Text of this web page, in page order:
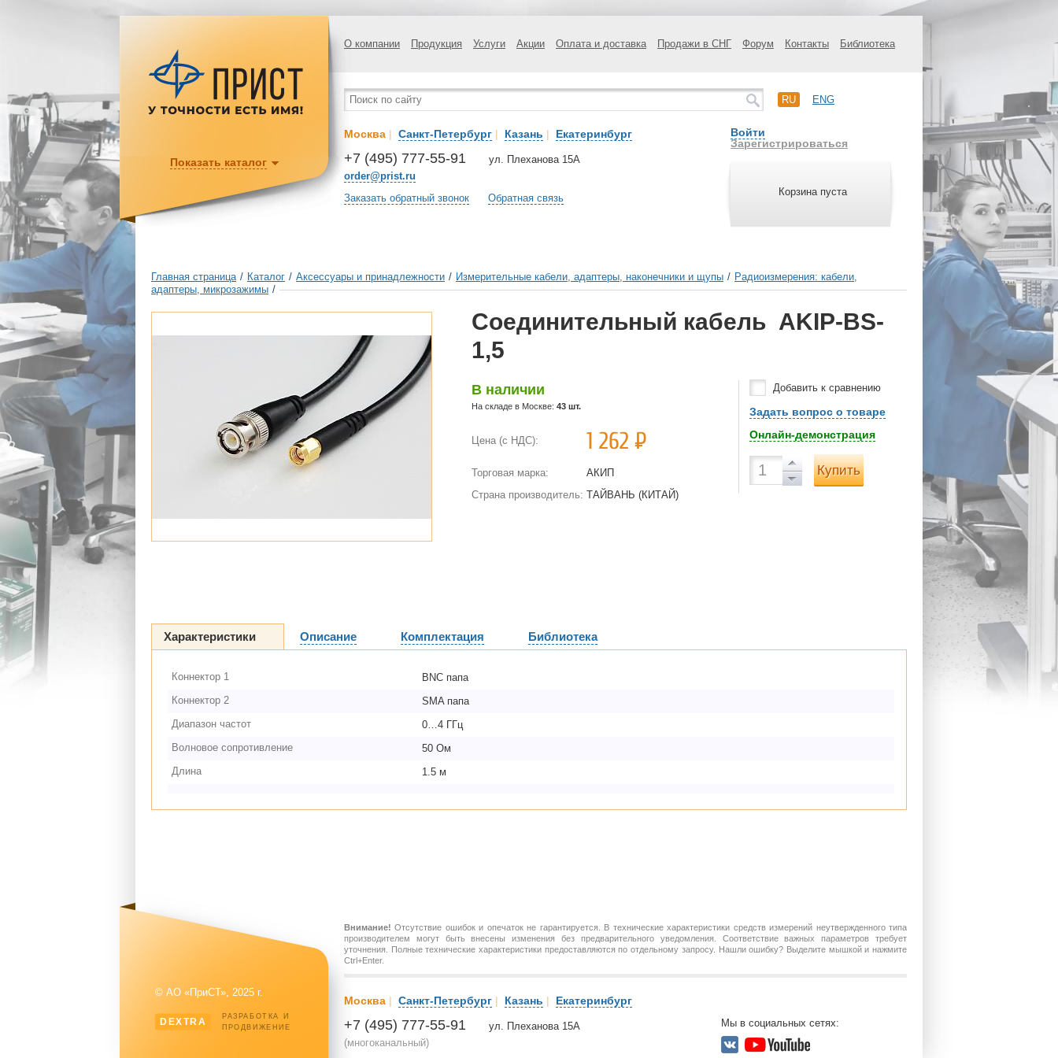
О компании Продукция Услуги Акции Оплата и доставка Продажи в СНГ Форум Контакты Библиотека
RU ENG
Москва | Санкт-Петербург | Казань | Екатеринбург
+7 (495) 777-55-91
order@prist.ru
ул. Плеханова 15А
Заказать обратный звонок Обратная связь
Войти
Зарегистрироваться
Корзина пуста
Показать каталог
Главная страница / Каталог / Аксессуары и принадлежности / Измерительные кабели, адаптеры, наконечники и щупы / Радиоизмерения: кабели,
адаптеры, микрозажимы /
Соединительный кабель AKIP-BS-
1,5
В наличии
На складе в Москве: 43 шт.
Цена (с НДС): 1 262 Р
Торговая марка:
АКИП
Страна производитель: ТАЙВАНЬ (КИТАЙ)
Добавить к сравнению
Задать вопрос о товаре
Онлайн-демонстрация
Купить
Характеристики Описание Комплектация Библиотека
Коннектор 1
BNC папа
Коннектор 2
SMA папа
Диапазон частот
0…4 ГГц
Волновое сопротивление
50 Ом
Длина
1.5 м
Внимание! Отсутствие ошибок и опечаток не гарантируется. В технические характеристики средств измерений неутвержденного типа
производителем могут быть внесены изменения без предварительного уведомления. Соответствие важных параметров требует
уточнения. Полные технические характеристики предоставляются по отдельному запросу. Нашли ошибку? Выделите мышкой и нажмите
Ctrl+Enter.
Москва | Санкт-Петербург | Казань | Екатеринбург
+7 (495) 777-55-91
(многоканальный)
ул. Плеханова 15А Мы в социальных сетях:
© АО «ПриСТ», 2025 г.
DEXTRA
РАЗРАБОТКА И
ПРОДВИЖЕНИЕ